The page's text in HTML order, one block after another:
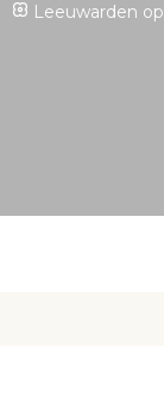
Leeuwarden